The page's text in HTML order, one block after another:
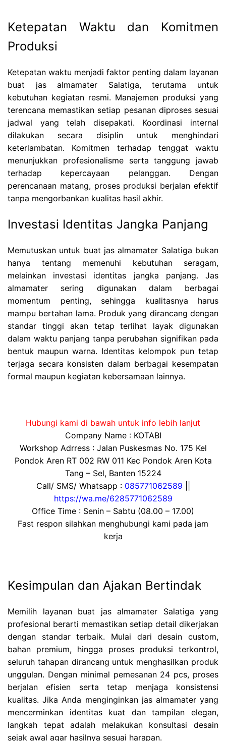
Ketepatan Waktu dan Komitmen
Produksi
Ketepatan waktu menjadi faktor penting dalam layanan
buat jas almamater Salatiga, terutama untuk
kebutuhan kegiatan resmi. Manajemen produksi yang
terencana memastikan setiap pesanan diproses sesuai
jadwal yang telah disepakati. Koordinasi internal
dilakukan secara disiplin untuk menghindari
keterlambatan. Komitmen terhadap tenggat waktu
menunjukkan profesionalisme serta tanggung jawab
terhadap kepercayaan pelanggan. Dengan
perencanaan matang, proses produksi berjalan efektif
tanpa mengorbankan kualitas hasil akhir.
Investasi Identitas Jangka Panjang
Memutuskan untuk buat jas almamater Salatiga bukan
hanya tentang memenuhi kebutuhan seragam,
melainkan investasi identitas jangka panjang. Jas
almamater sering digunakan dalam berbagai
momentum penting, sehingga kualitasnya harus
mampu bertahan lama. Produk yang dirancang dengan
standar tinggi akan tetap terlihat layak digunakan
dalam waktu panjang tanpa perubahan signifikan pada
bentuk maupun warna. Identitas kelompok pun tetap
terjaga secara konsisten dalam berbagai kesempatan
formal maupun kegiatan kebersamaan lainnya.
Hubungi kami di bawah untuk info lebih lanjut
Company Name : KOTABI
Workshop Adrress : Jalan Puskesmas No. 175 Kel
Pondok Aren RT 002 RW 011 Kec Pondok Aren Kota
Tang – Sel, Banten 15224
Call/ SMS/ Whatsapp : 085771062589
https://wa.me/6285771062589
Office Time : Senin – Sabtu (08.00 – 17.00)
Fast respon silahkan menghubungi kami pada jam
kerja
Kesimpulan dan Ajakan Bertindak
Memilih layanan buat jas almamater Salatiga yang
profesional berarti memastikan setiap detail dikerjakan
dengan standar terbaik. Mulai dari desain custom,
bahan premium, hingga proses produksi terkontrol,
seluruh tahapan dirancang untuk menghasilkan produk
unggulan. Dengan minimal pemesanan 24 pcs, proses
berjalan efisien serta tetap menjaga konsistensi
kualitas. Jika Anda menginginkan jas almamater yang
mencerminkan identitas kuat dan tampilan elegan,
langkah tepat adalah melakukan konsultasi desain
sejak awal agar hasilnya sesuai harapan.